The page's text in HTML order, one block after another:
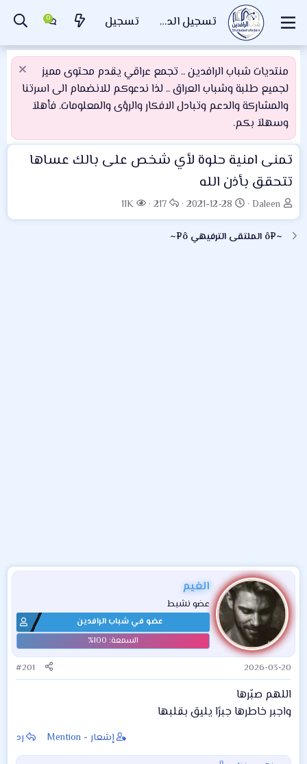
تسجيل الدخول تسجيل
منتديات شباب الرافدين .. تجمع عراقي يقدم محتوى مميز
لجميع طلبة وشباب العراق .. لذا ندعوكم للانضمام الى اسرتنا
والمشاركة والدعم وتبادل الافكار والرؤى والمعلومات. فأهلاَ
وسهلاَ بكم.
تمنى امنية حلوة لأي شخص على بالك عساها
تتحقق بأذن الله
ب
ا
د
Daleen
ت
ا
ر
2021-12-28
ا
ل
217
ا
ل
11K
~¤ô الملتقى الترفيهي ô¤~
الغيم
عضو نشيط
عضو في شباب الرافدين
2026-03-20
#201
اللهم صبّرها
واجبر خاطرها جبرًا يليق بقلبها
إشعار - Mention رد